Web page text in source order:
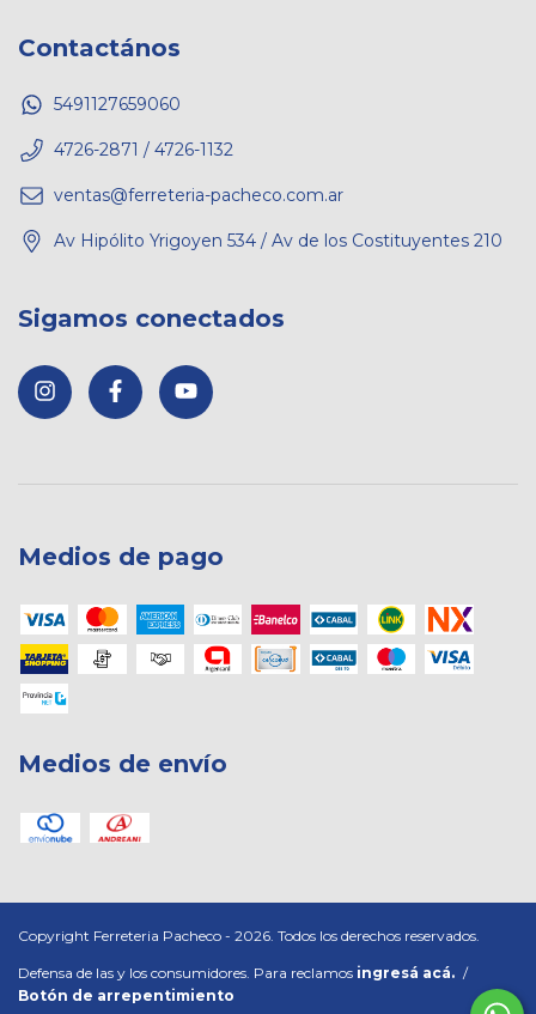
Contactános
5491127659060
4726-2871 / 4726-1132
ventas@ferreteria-pacheco.com.ar
Av Hipólito Yrigoyen 534 / Av de los Costituyentes 210
Sigamos conectados
Medios de pago
Medios de envío
Copyright Ferreteria Pacheco - 2026. Todos los derechos reservados.
Defensa de las y los consumidores. Para reclamos ingresá acá. /
Botón de arrepentimiento